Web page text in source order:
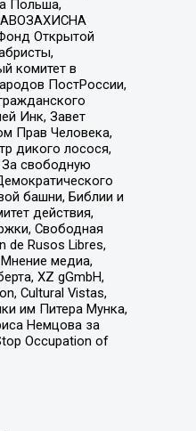
Польша,
Открытой
комитет в
ПостРоссии,
Инк, Завет
Прав Человека,
дикого лосося,
свободную
башни, Библии и
действия,
Свободная
de Rusos Libres,
медиа,
XZ gGmbH,
Cultural Vistas,
им Питера Мунка,
Немцова за
Occupation of